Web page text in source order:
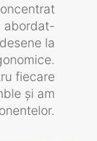
abordat-
la
fiecare
și am